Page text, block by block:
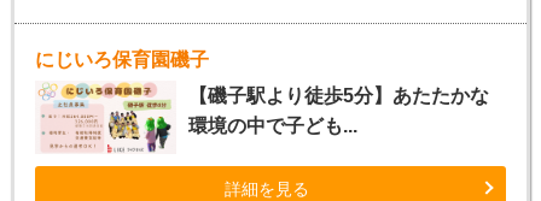
にじいろ保育園磯子
【磯子駅より徒歩5分】あたたかな
環境の中で子ども...
詳細を見る